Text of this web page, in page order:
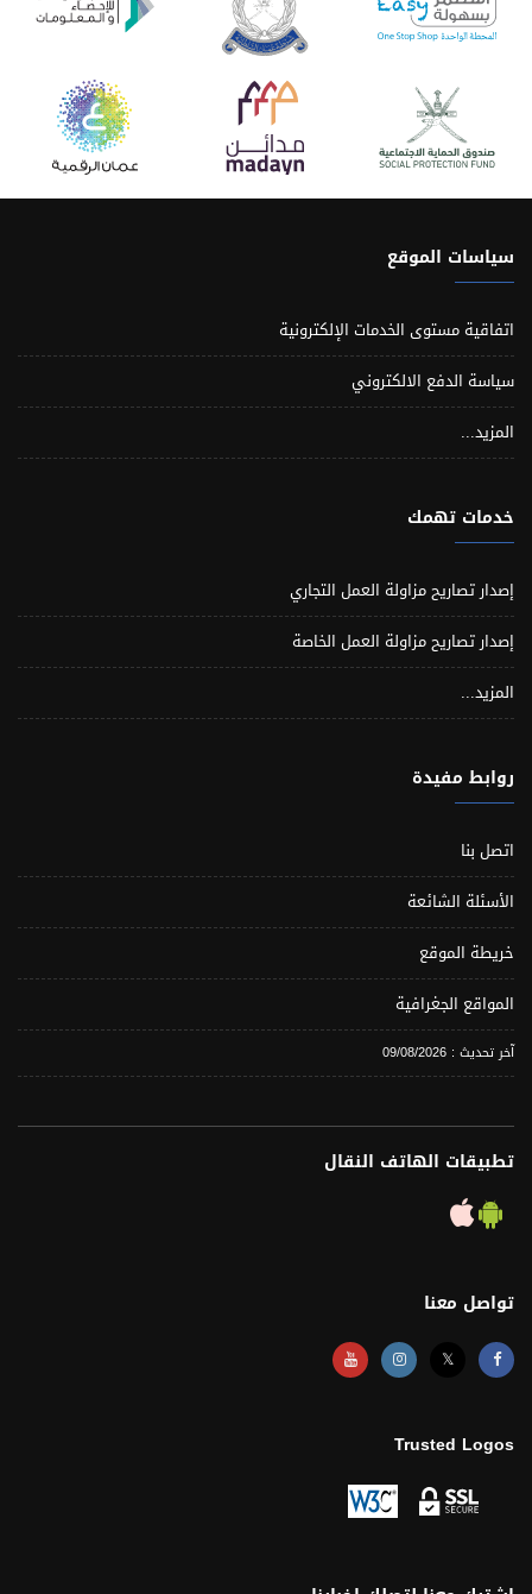
سياسات الموقع
اتفاقية مستوى الخدمات الإلكترونية
سياسة الدفع الالكتروني
المزيد...
خدمات تهمك
إصدار تصاريح مزاولة العمل التجاري
إصدار تصاريح مزاولة العمل الخاصة
المزيد...
روابط مفيدة
اتصل بنا
الأسئلة الشائعة
خريطة الموقع
المواقع الجغرافية
آخر تحديث : 09/08/2026
تطبيقات الهاتف النقال
تواصل معنا
𝕏
Trusted Logos